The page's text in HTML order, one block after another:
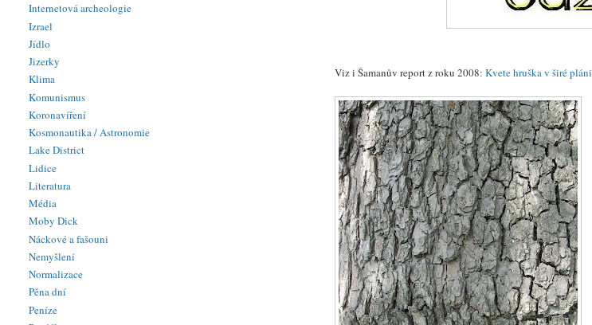
Viz i Šamanův report z roku 2008:Kvete hruška v širé pláni
Internetová archeologie
Izrael
Jídlo
Jizerky
Klima
Komunismus
Koronavíření
Kosmonautika / Astronomie
Lake District
Lidice
Literatura
Média
Moby Dick
Náckové a fašouni
Nemyšlení
Normalizace
Pěna dní
Peníze